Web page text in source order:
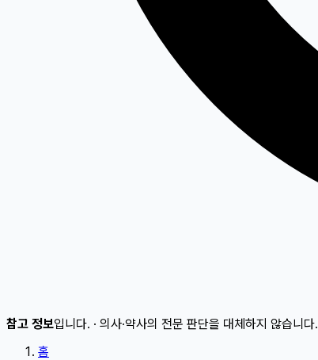
참고 정보입니다. · 의사·약사의 전문 판단을 대체하지 않습니다.
홈